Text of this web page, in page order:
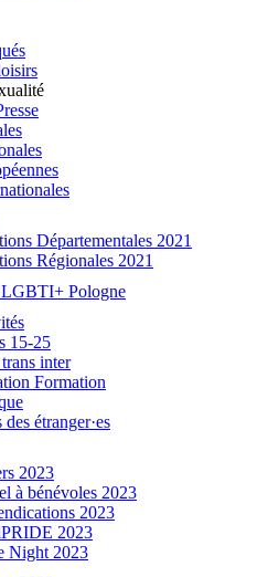
Départementales 2021
Régionales 2021
LGBTI+ Pologne
15-25
inter
Formation
étranger·es
2023
à bénévoles 2023
2023
2023
Night 2023